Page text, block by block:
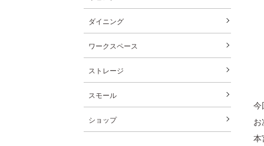
今
お
本
ダイニング
ワークスペース
ストレージ
スモール
ショップ